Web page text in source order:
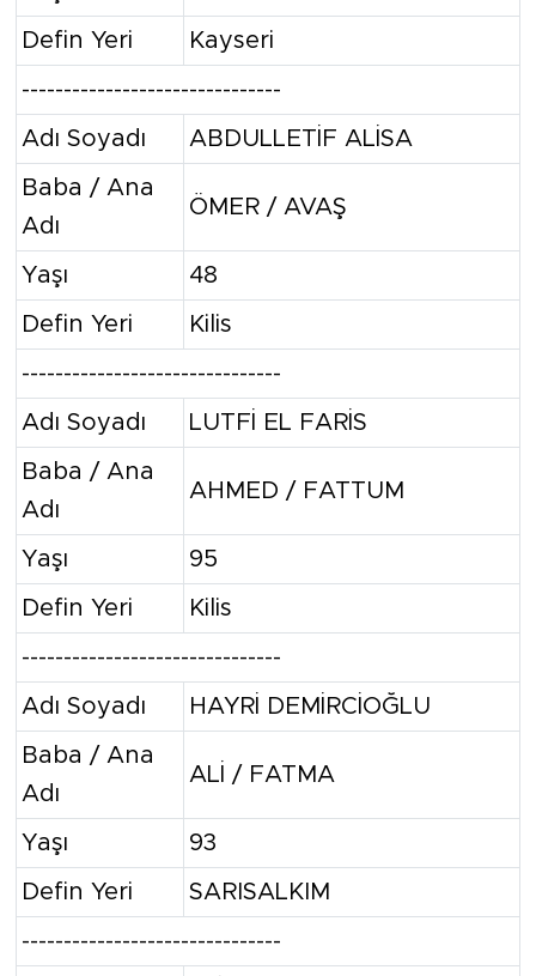
Defin Yeri Kayseri
-------------------------------
Adı Soyadı ABDULLETİF ALİSA
Baba / Ana
Adı
ÖMER / AVAŞ
Yaşı 48
Defin Yeri Kilis
-------------------------------
Adı Soyadı LUTFİ EL FARİS
Baba / Ana
Adı
AHMED / FATTUM
Yaşı 95
Defin Yeri Kilis
-------------------------------
Adı Soyadı HAYRİ DEMİRCİOĞLU
Baba / Ana
Adı
ALİ / FATMA
Yaşı 93
Defin Yeri SARISALKIM
-------------------------------